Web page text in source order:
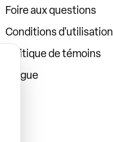
Foire aux questions
Conditions d'utilisation
Politique de témoins
Blogue